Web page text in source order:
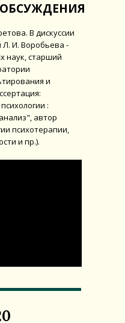
В дискуссии
Л. И. Воробьева -
наук, старший
и
:
автор
психотерапии,
и пр.).